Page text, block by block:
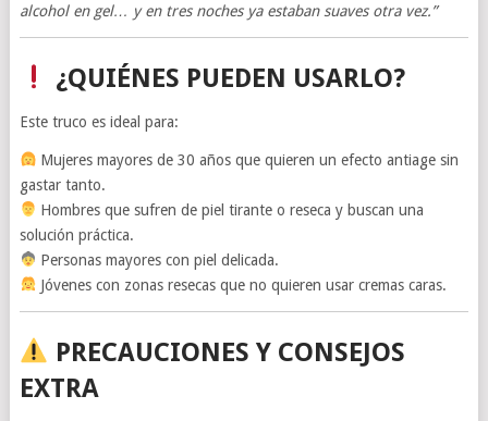
alcohol en gel… y en tres noches ya estaban suaves otra vez.”
¿QUIÉNES PUEDEN USARLO?
Este truco es ideal para:
Mujeres mayores de 30 años que quieren un efecto antiage sin
gastar tanto.
Hombres que sufren de piel tirante o reseca y buscan una
solución práctica.
Personas mayores con piel delicada.
Jóvenes con zonas resecas que no quieren usar cremas caras.
PRECAUCIONES Y CONSEJOS
EXTRA